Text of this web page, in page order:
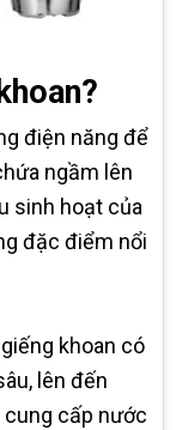
điện năng để
ngầm lên
sinh hoạt của
đặc điểm nổi
khoan có
lên đến
cung cấp nước